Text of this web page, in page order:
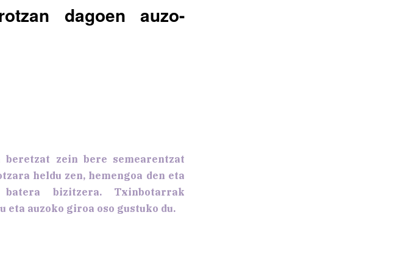
dagoen auzo-
zein bere semearentzat
heldu zen, hemengoa den eta
bizitzera. Txinbotarrak
auzoko giroa oso gustuko du.